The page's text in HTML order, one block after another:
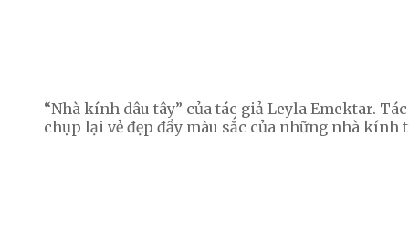
“Nhà kính dâu tây” của tác giả Leyla Emektar.
chụp lại vẻ đẹp đầy màu sắc của những nhà